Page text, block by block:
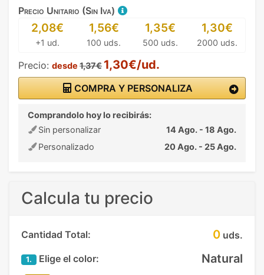
Precio Unitario (Sin Iva)
2,08€
+1 ud.
1,56€
100 uds.
1,35€
500 uds.
1,30€
2000 uds.
Precio: desde 1,37€ 1,30€/ud.
COMPRA Y PERSONALIZA
Comprandolo hoy lo recibirás:
Sin personalizar
14 Ago. - 18 Ago.
Personalizado
20 Ago. - 25 Ago.
Calcula tu precio
Cantidad Total: 0 uds.
1. Elige el color: Natural